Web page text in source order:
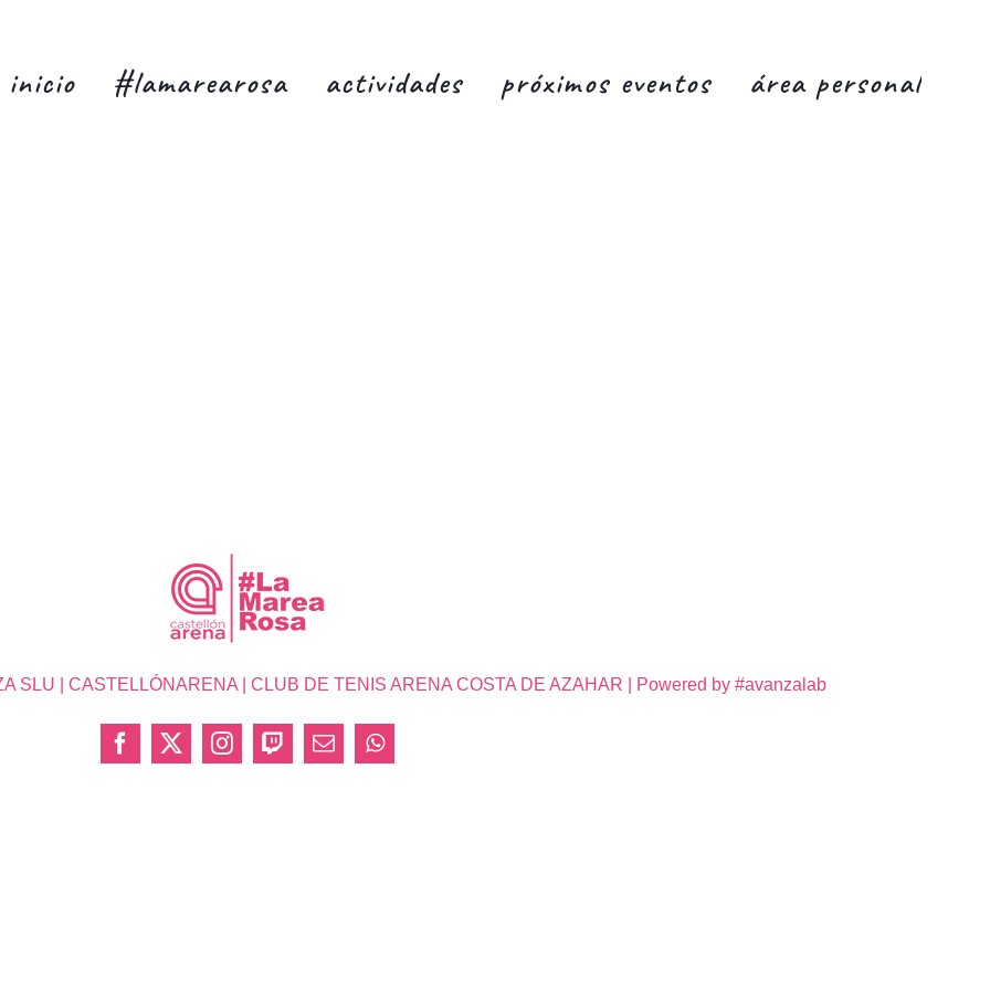
inicio #lamarearosa actividades próximos eventos área personal
| CASTELLÓNARENA | CLUB DE TENIS ARENA COSTA DE AZAHAR | Powered by #avanzalab
Facebook
X InstagramTwitchCorreoWhatsApp